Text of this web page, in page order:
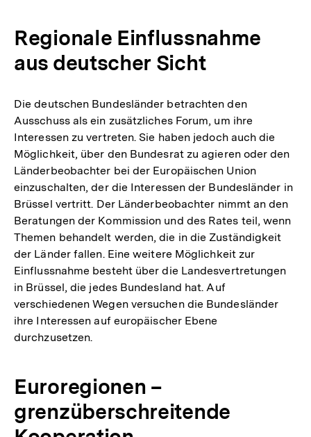
Regionale Einflussnahme
aus deutscher Sicht
Die deutschen Bundesländer betrachten den
Ausschuss als ein zusätzliches Forum, um ihre
Interessen zu vertreten. Sie haben jedoch auch die
Möglichkeit, über den Bundesrat zu agieren oder den
Länderbeobachter bei der Europäischen Union
einzuschalten, der die Interessen der Bundesländer in
Brüssel vertritt. Der Länderbeobachter nimmt an den
Beratungen der Kommission und des Rates teil, wenn
Themen behandelt werden, die in die Zuständigkeit
der Länder fallen. Eine weitere Möglichkeit zur
Einflussnahme besteht über die Landesvertretungen
in Brüssel, die jedes Bundesland hat. Auf
verschiedenen Wegen versuchen die Bundesländer
ihre Interessen auf europäischer Ebene
durchzusetzen.
Euroregionen –
grenzüberschreitende